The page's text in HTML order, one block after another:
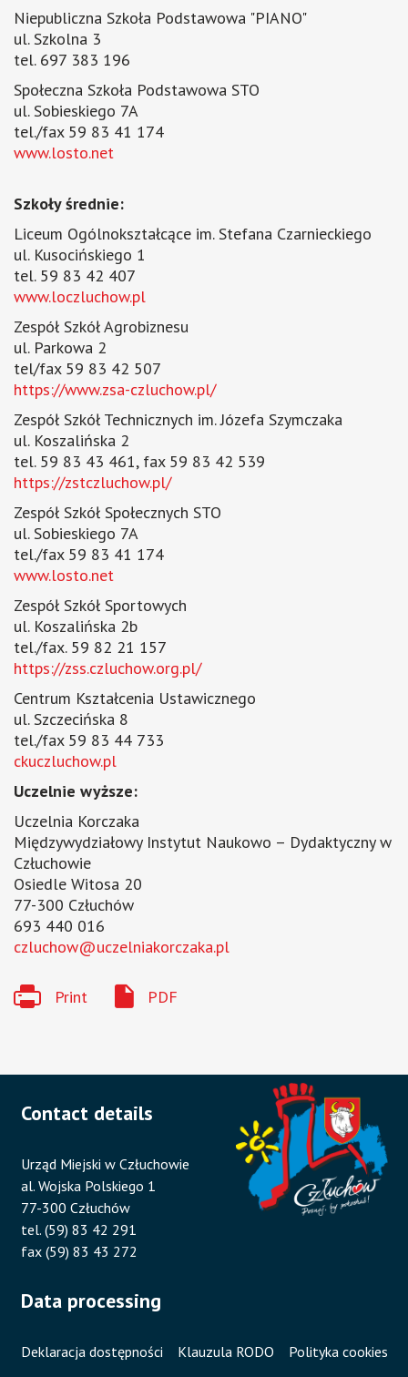
Niepubliczna Szkoła Podstawowa "PIANO"
ul. Szkolna 3
tel. 697 383 196
Społeczna Szkoła Podstawowa STO
ul. Sobieskiego 7A
tel./fax 59 83 41 174
www.losto.net
Szkoły średnie:
Liceum Ogólnokształcące im. Stefana Czarnieckiego
ul. Kusocińskiego 1
tel. 59 83 42 407
www.loczluchow.pl
Zespół Szkół Agrobiznesu
ul. Parkowa 2
tel/fax 59 83 42 507
https://www.zsa-czluchow.pl/
Zespół Szkół Technicznych im. Józefa Szymczaka
ul. Koszalińska 2
tel. 59 83 43 461, fax 59 83 42 539
https://zstczluchow.pl/
Zespół Szkół Społecznych STO
ul. Sobieskiego 7A
tel./fax 59 83 41 174
www.losto.net
Zespół Szkół Sportowych
ul. Koszalińska 2b
tel./fax. 59 82 21 157
https://zss.czluchow.org.pl/
Centrum Kształcenia Ustawicznego
ul. Szczecińska 8
tel./fax 59 83 44 733
ckuczluchow.pl
Uczelnie wyższe:
Uczelnia Korczaka
Międzywydziałowy Instytut Naukowo – Dydaktyczny w
Człuchowie
Osiedle Witosa 20
77-300 Człuchów
693 440 016
czluchow@uczelniakorczaka.pl
Print PDF
Contact details
Urząd Miejski w Człuchowie
al. Wojska Polskiego 1
77-300 Człuchów
tel. (59) 83 42 291
fax (59) 83 43 272
Data processing
Deklaracja dostępności Klauzula RODO Polityka cookies